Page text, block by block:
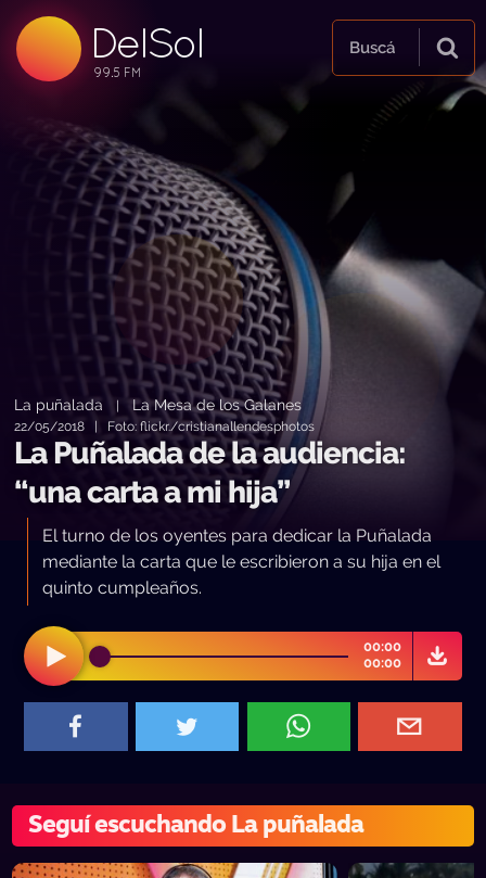
DelSol
99.5 FM
99.5 FM
99.5 FM
Buscá
La puñalada La Mesa de los Galanes
22/05/2018 | Foto: flickr./cristianallendesphotos
La Puñalada de la audiencia:
“una carta a mi hija”
El turno de los oyentes para dedicar la Puñalada
mediante la carta que le escribieron a su hija en el
quinto cumpleaños.
00:00
00:00
Seguí escuchando La puñalada